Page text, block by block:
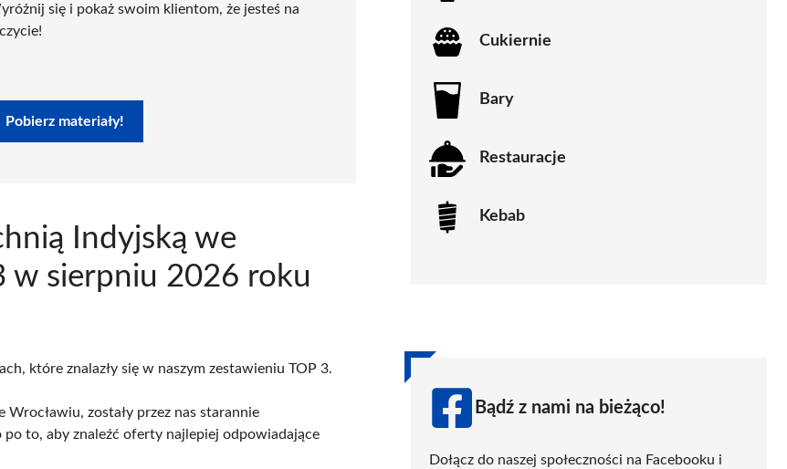
się i pokaż swoim klientom, że jesteś na
Pobierz materiały!
Indyjską we
w sierpniu 2026 roku
które znalazły się w naszym zestawieniu TOP 3.
zostały przez nas starannie
to, aby znaleźć oferty najlepiej odpowiadające
Cukiernie
Bary
Restauracje
Kebab
Bądź z nami na bieżąco!
Dołącz do naszej społeczności na Facebooku i